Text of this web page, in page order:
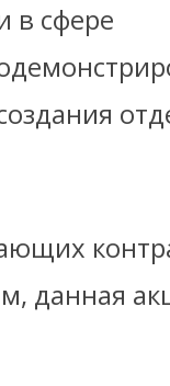
в сфере
данная